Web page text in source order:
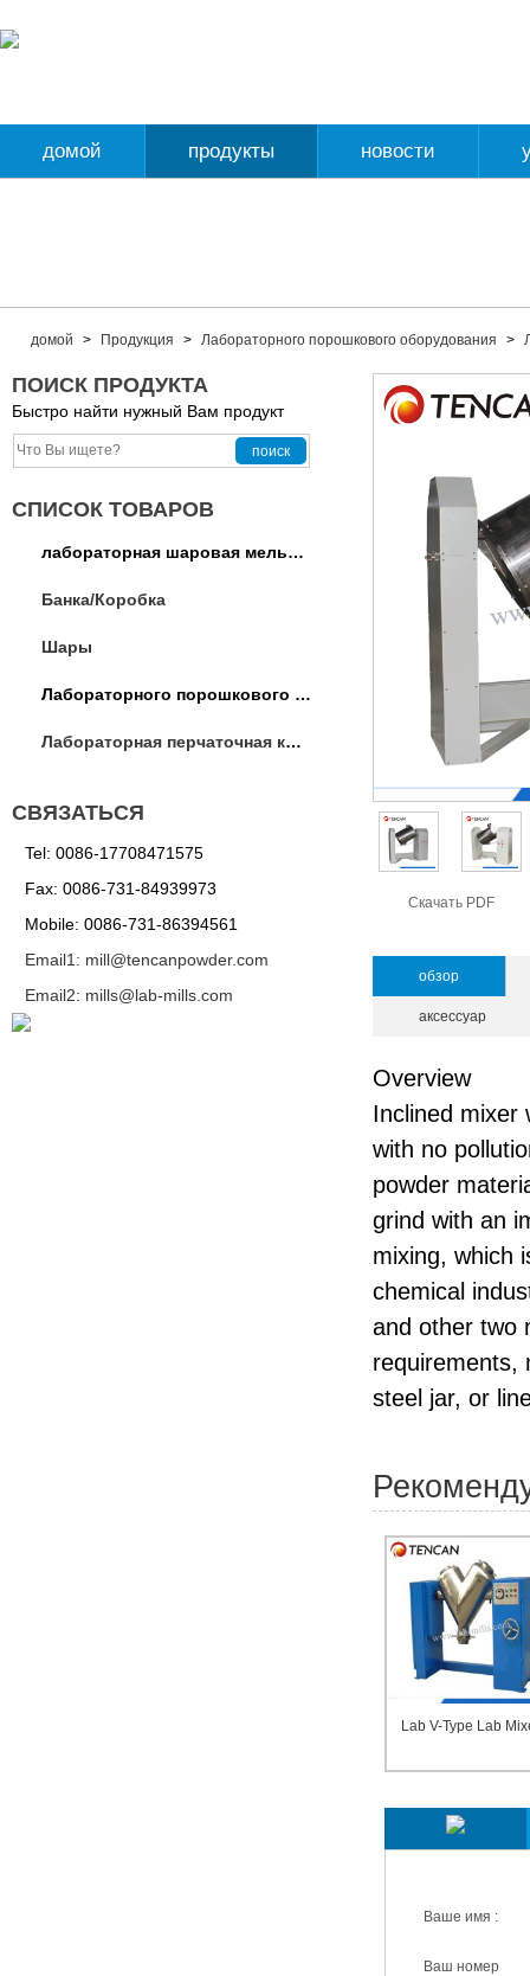
домой продукты новости
домой > Продукция > Лабораторного порошкового оборудования >
ПОИСК ПРОДУКТА
Быстро найти нужный Вам продукт
СПИСОК ТОВАРОВ
лабораторная шаровая мельница
Банка/Коробка
Шары
Лабораторного порошкового оборудования
Лабораторная перчаточная коробка / операции коробка
СВЯЗАТЬСЯ
Tel: 0086-17708471575
Fax: 0086-731-84939973
Mobile: 0086-731-86394561
Email1: mill@tencanpowder.com
Email2: mills@lab-mills.com
Скачать PDF
обзор
аксессуар
Overview
Inclined mixer
with no
powder
grind with an
mixing, which
chemical
and other two
requirements,
steel jar, or
Lab V-Type Lab
Ваше имя :
Ваш номер